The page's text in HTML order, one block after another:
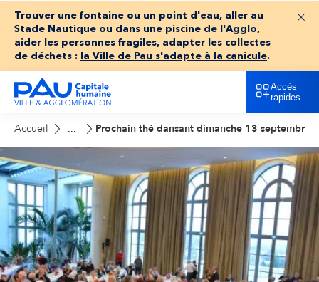
Trouver une fontaine ou un point d'eau, aller au
Stade Nautique ou dans une piscine de l'Agglo,
aider les personnes fragiles, adapter les collectes
de déchets :
la Ville de Pau s'adapte à la canicule.
Accès
rapides
Accueil ... Prochain thé dansant dimanche 13 septembre